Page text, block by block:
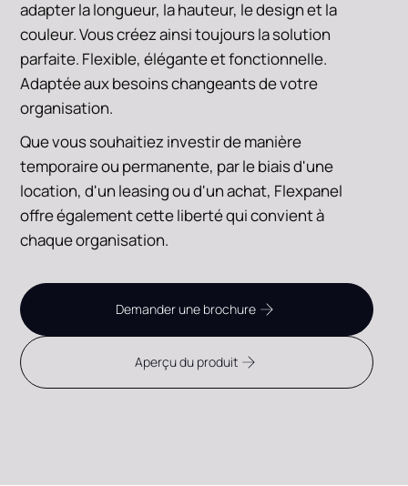
adapter la longueur, la hauteur, le design et la
couleur. Vous créez ainsi toujours la solution
parfaite. Flexible, élégante et fonctionnelle.
Adaptée aux besoins changeants de votre
organisation.
Que vous souhaitiez investir de manière
temporaire ou permanente, par le biais d'une
location, d'un leasing ou d'un achat, Flexpanel
offre également cette liberté qui convient à
chaque organisation.
Demander une brochure
Aperçu du produit